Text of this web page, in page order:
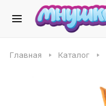
Главная Каталог